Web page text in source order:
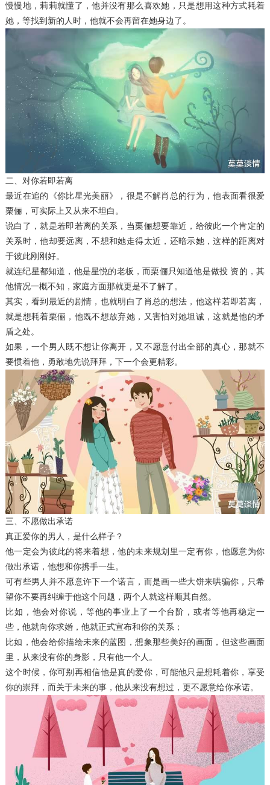
慢慢地，莉莉就懂了，他并没有那么喜欢她，只是想用这种方式耗着
她，等找到新的人时，他就不会再留在她身边了。
二、对你若即若离
最近在追的《你比星光美丽》，很是不解肖总的行为，他表面看很爱
栗俪，可实际上又从来不坦白。
说白了，就是若即若离的关系，当栗俪想要靠近，给彼此一个肯定的
关系时，他却要远离，不想和她走得太近，还暗示她，这样的距离对
于彼此刚刚好。
就连纪星都知道，他是星悦的老板，而栗俪只知道他是做投 资的，其
他情况一概不知，家庭方面那就更是不了解了。
其实，看到最近的剧情，也就明白了肖总的想法，他这样若即若离，
就是想耗着栗俪，他既不想放弃她，又害怕对她坦诚，这就是他的矛
盾之处。
如果，一个男人既不想让你离开，又不愿意付出全部的真心，那就不
要惯着他，勇敢地先说拜拜，下一个会更精彩。
三、不愿做出承诺
真正爱你的男人，是什么样子？
他一定会为彼此的将来着想，他的未来规划里一定有你，他愿意为你
做出承诺，他想和你携手一生。
可有些男人并不愿意许下一个诺言，而是画一些大饼来哄骗你，只希
望你不要再纠缠于他这个问题，两个人就这样顺其自然。
比如，他会对你说，等他的事业上了一个台阶，或者等他再稳定一
些，他就向你求婚，他就正式宣布和你的关系；
比如，他会给你描绘未来的蓝图，想象那些美好的画面，但这些画面
里，从来没有你的身影，只有他一个人。
这个时候，你可别再相信他是真的爱你，可能他只是想耗着你，享受
你的崇拜，而关于未来的事，他从来没有想过，更不愿意给你承诺。